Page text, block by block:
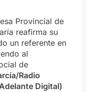
Provincial de
reafirma su
un referente en
al
de
Radio
Digital)